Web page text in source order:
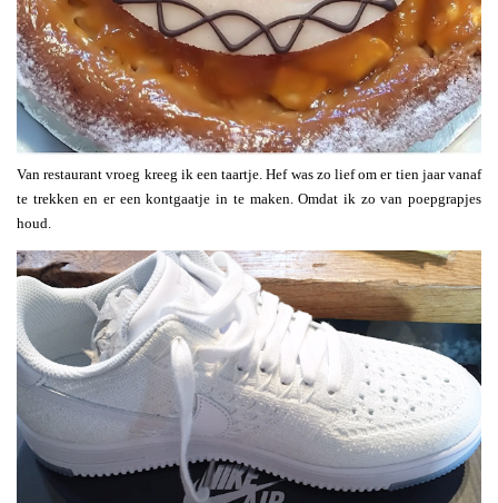
Van restaurant vroeg kreeg ik een taartje. Hef was zo lief om er tien jaar vanaf
te trekken en er een kontgaatje in te maken. Omdat ik zo van poepgrapjes
houd.